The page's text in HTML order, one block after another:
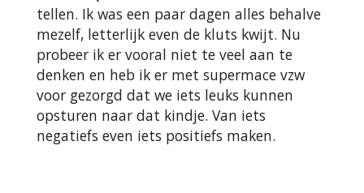
tellen. Ik was een paar dagen alles behalve
mezelf, letterlijk even de kluts kwijt. Nu
probeer ik er vooral niet te veel aan te
denken en heb ik er met supermace vzw
voor gezorgd dat we iets leuks kunnen
opsturen naar dat kindje. Van iets
negatiefs even iets positiefs maken.